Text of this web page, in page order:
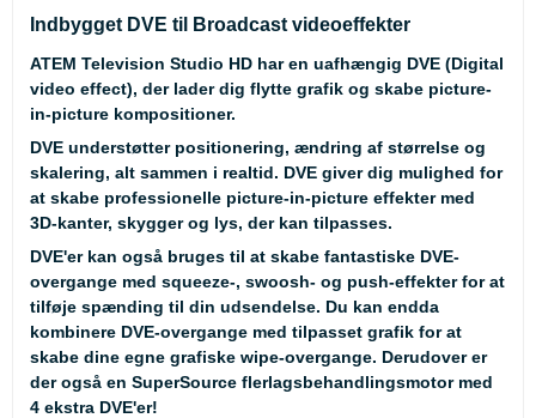
Indbygget DVE til Broadcast videoeffekter
ATEM Television Studio HD har en uafhængig DVE (Digital
video effect), der lader dig flytte grafik og skabe picture-
in-picture kompositioner.
DVE understøtter positionering, ændring af størrelse og
skalering, alt sammen i realtid. DVE giver dig mulighed for
at skabe professionelle picture-in-picture effekter med
3D-kanter, skygger og lys, der kan tilpasses.
DVE'er kan også bruges til at skabe fantastiske DVE-
overgange med squeeze-, swoosh- og push-effekter for at
tilføje spænding til din udsendelse. Du kan endda
kombinere DVE-overgange med tilpasset grafik for at
skabe dine egne grafiske wipe-overgange. Derudover er
der også en SuperSource flerlagsbehandlingsmotor med
4 ekstra DVE'er!